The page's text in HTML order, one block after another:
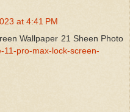
at 4:41 PM
Wallpaper 21 Sheen Photo
11-pro-max-lock-screen-